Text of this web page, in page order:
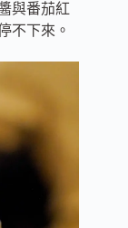
與番茄紅
不下來。